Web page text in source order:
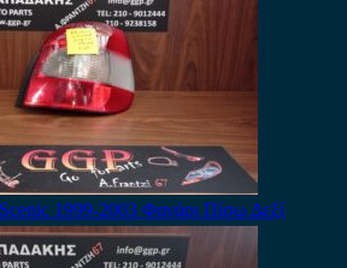
1999-2003 Φανάρι Πίσω Δεξί